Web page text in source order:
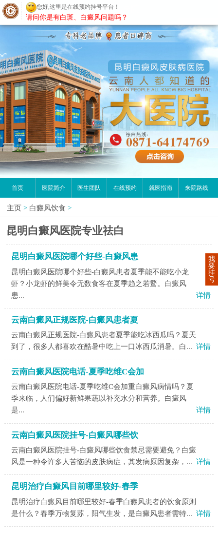
昆明白癜风医院
首页 医院简介 医生团队 在线预约 就医指南 来院路线
主页 > 白癜风饮食 >
昆明白癜风医院专业祛白
昆明白癜风医院哪个好些-白癜风患
昆明白癜风医院哪个好些-白癜风患者夏季能不能吃小龙
虾？小龙虾的鲜美令无数食客在夏季趋之若鹜。白癜风
患...
详情
云南白癜风正规医院-白癜风患者夏
云南白癜风正规医院-白癜风患者夏季能吃冰西瓜吗？夏天
到了，很多人都喜欢在酷暑中吃上一口冰西瓜消暑。白... 详情
云南白癜风医院电话-夏季吃维C会加
云南白癜风医院电话-夏季吃维C会加重白癜风病情吗？夏
季来临，人们偏好新鲜果蔬以补充水分和营养。白癜风
是...
详情
云南白癜风医院挂号-白癜风哪些饮
云南白癜风医院挂号-白癜风哪些饮食禁忌需要避免？白癜
风是一种令许多人苦恼的皮肤病症，其发病原因复杂，... 详情
昆明治疗白癜风目前哪里较好-春季
昆明治疗白癜风目前哪里较好-春季白癜风患者的饮食原则
是什么？春季万物复苏，阳气生发，是白癜风患者需特... 详情
我
要
挂
号
请问你是有白斑、白癜风问题吗？